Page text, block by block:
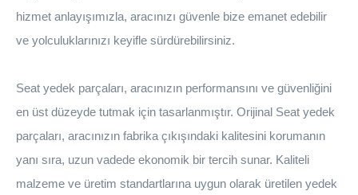
hizmet anlayışımızla, aracınızı güvenle bize emanet edebilir
ve yolculuklarınızı keyifle sürdürebilirsiniz.
Seat yedek parçaları, aracınızın performansını ve güvenliğini
en üst düzeyde tutmak için tasarlanmıştır. Orijinal Seat yedek
parçaları, aracınızın fabrika çıkışındaki kalitesini korumanın
yanı sıra, uzun vadede ekonomik bir tercih sunar. Kaliteli
malzeme ve üretim standartlarına uygun olarak üretilen yedek